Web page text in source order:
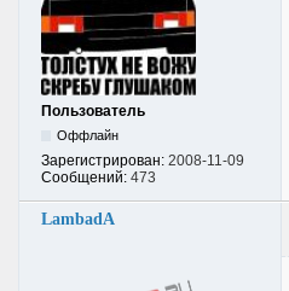
Пользователь
Оффлайн
Зарегистрирован: 2008-11-09
Сообщений: 473
LambadA